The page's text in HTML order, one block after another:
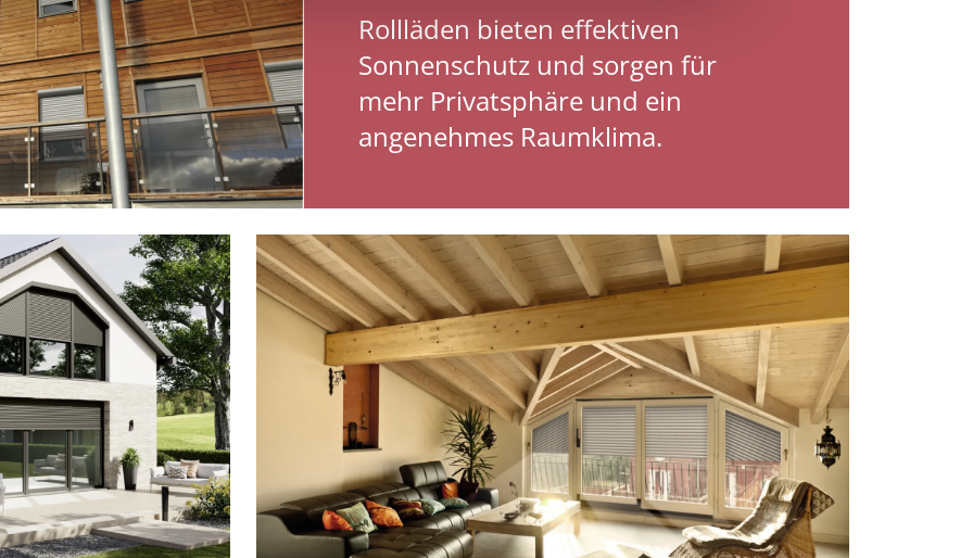
Rollläden bieten effektiven
Sonnenschutz und sorgen für
mehr Privatsphäre und ein
angenehmes Raumklima.